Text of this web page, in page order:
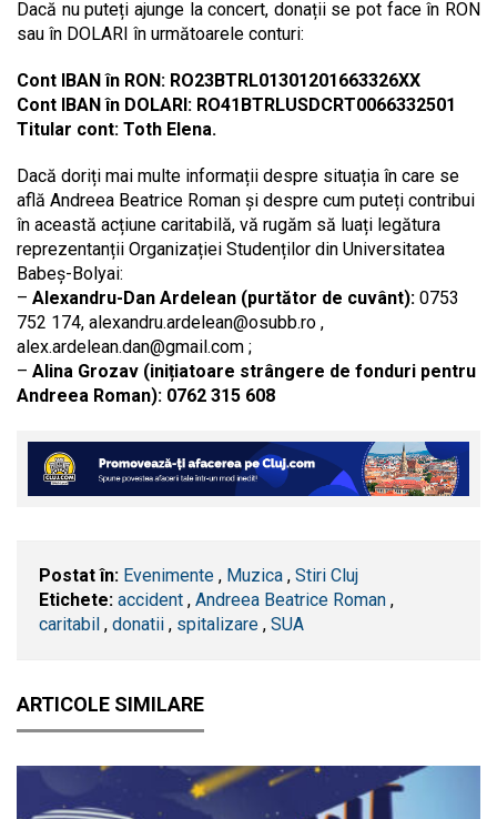
Dacă nu puteți ajunge la concert, donații se pot face în RON
sau în DOLARI în următoarele conturi:
Cont IBAN în RON: RO23BTRL01301201663326XX
Cont IBAN în DOLARI: RO41BTRLUSDCRT0066332501
Titular cont: Toth Elena.
Dacă doriți mai multe informații despre situația în care se
află Andreea Beatrice Roman și despre cum puteți contribui
în această acțiune caritabilă, vă rugăm să luați legătura
reprezentanții Organizației Studenților din Universitatea
Babeș-Bolyai:
– Alexandru-Dan Ardelean (purtător de cuvânt): 0753
752 174, alexandru.ardelean@osubb.ro ,
alex.ardelean.dan@gmail.com ;
– Alina Grozav (inițiatoare strângere de fonduri pentru
Andreea Roman): 0762 315 608
Postat în: Evenimente , Muzica , Stiri Cluj
Etichete: accident , Andreea Beatrice Roman ,
caritabil , donatii , spitalizare , SUA
ARTICOLE SIMILARE